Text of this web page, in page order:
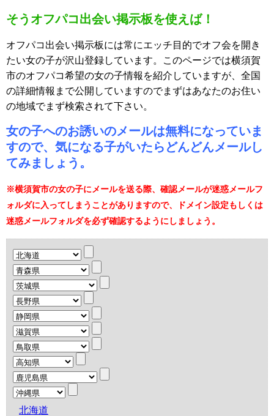
そうオフパコ出会い掲示板を使えば！
オフパコ出会い掲示板には常にエッチ目的でオフ会を開き
たい女の子が沢山登録しています。このページでは横須賀
市のオフパコ希望の女の子情報を紹介していますが、全国
の詳細情報まで公開していますのでまずはあなたのお住い
の地域でまず検索されて下さい。
女の子へのお誘いのメールは無料になっていま
すので、気になる子がいたらどんどんメールし
てみましょう。
※横須賀市の女の子にメールを送る際、確認メールが迷惑メールフ
ォルダに入ってしまうことがありますので、ドメイン設定もしくは
迷惑メールフォルダを必ず確認するようにしましょう。
北海道